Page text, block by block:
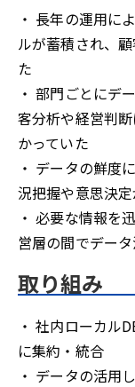
・ 長年の運用に
ルが蓄積され、
た
・ 部門ごとにデ
客分析や経営判
かっていた
・ データの鮮度
況把握や意思決
・ 必要な情報を
営層の間でデー
取り組み
・ 社内ローカル
に集約・統合
・ データの活用